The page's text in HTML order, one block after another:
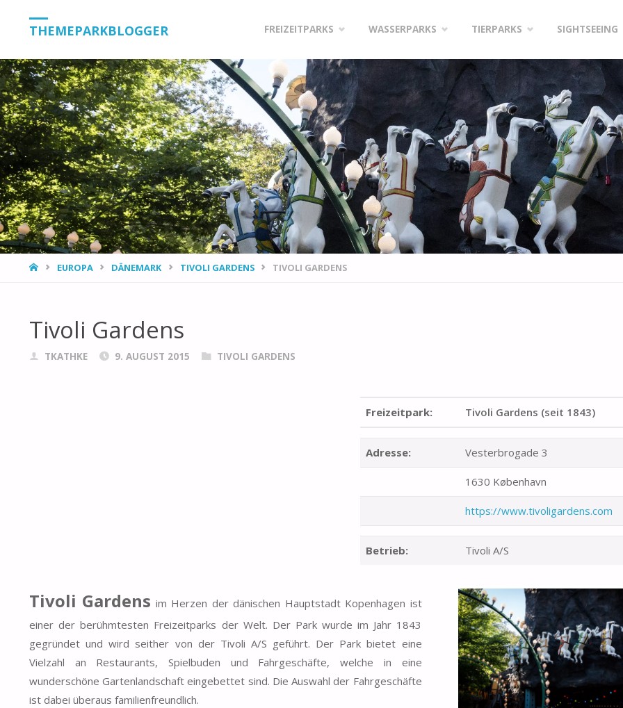
THEMEPARKBLOGGER
content
FREIZEITPARKS WASSERPARKS TIERPARKS SIGHTSEEING
HOMEEUROPA DÄNEMARK TIVOLI GARDENS TIVOLI GARDENS
Tivoli Gardens
TKATHKE 9. AUGUST 2015 TIVOLI GARDENS
Freizeitpark: Tivoli Gardens (seit 1843)
Adresse: Vesterbrogade 3
1630 København
https://www.tivoligardens.com
Betrieb: Tivoli A/S
Tivoli Gardens im Herzen der dänischen Hauptstadt Kopenhagen ist
einer der berühmtesten Freizeitparks der Welt. Der Park wurde im Jahr 1843
gegründet und wird seither von der Tivoli A/S geführt. Der Park bietet eine
Vielzahl an Restaurants, Spielbuden und Fahrgeschäfte, welche in eine
wunderschöne Gartenlandschaft eingebettet sind. Die Auswahl der Fahrgeschäfte
ist dabei überaus familienfreundlich.